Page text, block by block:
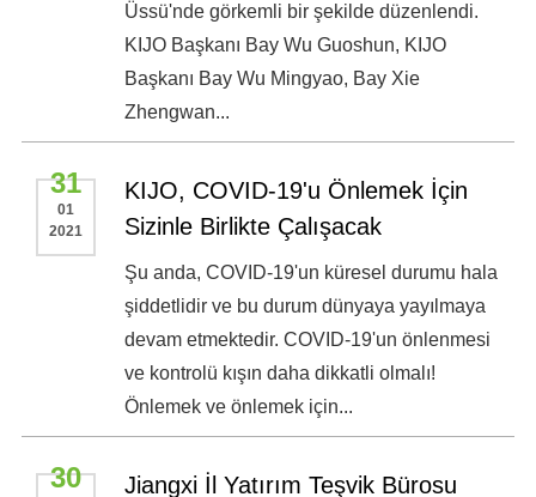
Üssü'nde görkemli bir şekilde düzenlendi.
KIJO Başkanı Bay Wu Guoshun, KIJO
Başkanı Bay Wu Mingyao, Bay Xie
Zhengwan...
31
01
2021
KIJO, COVID-19'u Önlemek İçin
Sizinle Birlikte Çalışacak
Şu anda, COVID-19'un küresel durumu hala
şiddetlidir ve bu durum dünyaya yayılmaya
devam etmektedir. COVID-19'un önlenmesi
ve kontrolü kışın daha dikkatli olmalı!
Önlemek ve önlemek için...
30 Jiangxi İl Yatırım Teşvik Bürosu